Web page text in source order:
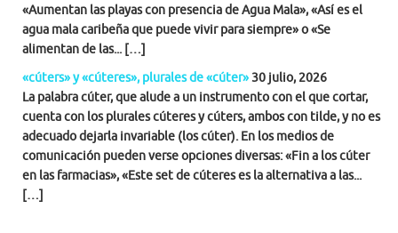
«Aumentan las playas con presencia de Agua Mala», «Así es el
agua mala caribeña que puede vivir para siempre» o «Se
alimentan de las... […]
«cúters» y «cúteres», plurales de «cúter»30 julio, 2026
La palabra cúter, que alude a un instrumento con el que cortar,
cuenta con los plurales cúteres y cúters, ambos con tilde, y no es
adecuado dejarla invariable (los cúter). En los medios de
comunicación pueden verse opciones diversas: «Fin a los cúter
en las farmacias», «Este set de cúteres es la alternativa a las...
[…]